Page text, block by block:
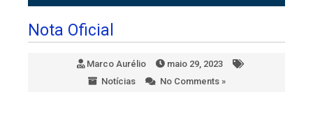
Nota Oficial
Marco Aurélio
maio 29, 2023
Notícias
No Comments »